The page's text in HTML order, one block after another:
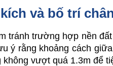
và bố trí
trường hợp nền
ý rằng khoảng cách
vượt quá 1.3m để